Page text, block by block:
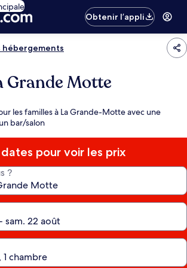
Obtenir l’appli
Grande Motte
les familles à La Grande-Motte avec une
bar/salon
pour voir les prix
?